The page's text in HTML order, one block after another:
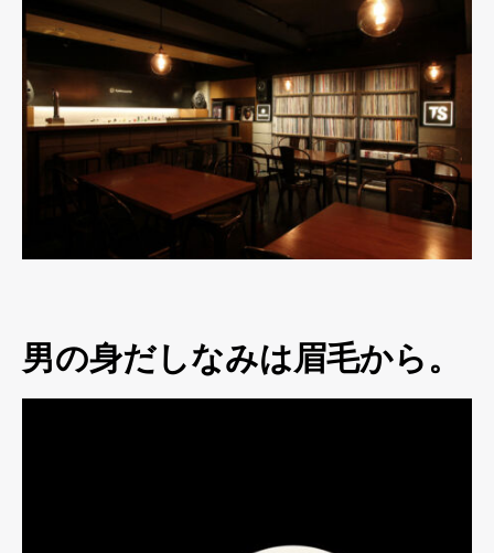
男の身だしなみは眉毛から。